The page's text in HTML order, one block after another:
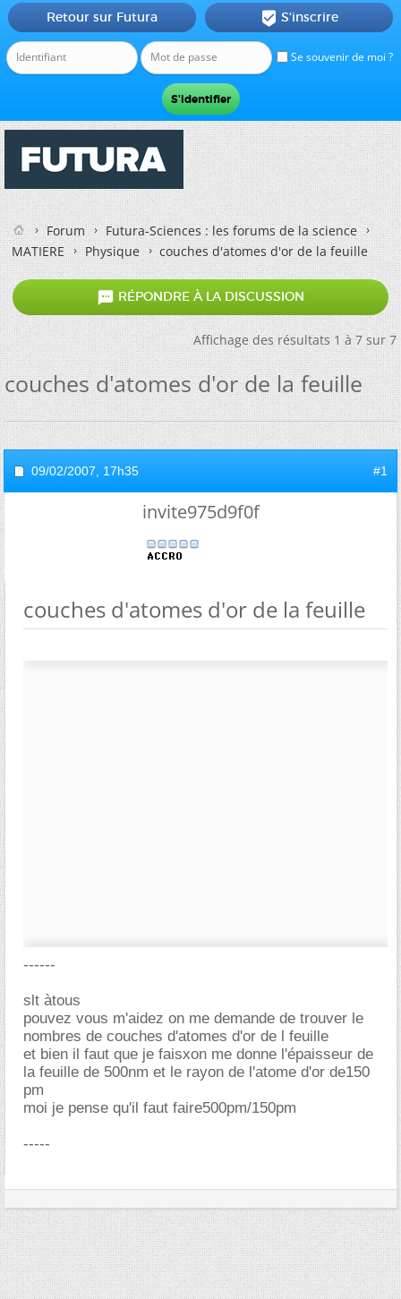
Se souvenir de moi ?
Retour sur Futura  S'inscrire
Forum
Futura-Sciences : les forums de la science
MATIERE
Physique couches d'atomes d'or de la feuille
 RÉPONDRE À LA DISCUSSION
Affichage des résultats 1 à 7 sur 7
couches d'atomes d'or de la feuille
09/02/2007, 17h35 #1
invite975d9f0f
couches d'atomes d'or de la feuille
------
slt àtous
pouvez vous m'aidez on me demande de trouver le
nombres de couches d'atomes d'or de l feuille
et bien il faut que je faisxon me donne l'épaisseur de
la feuille de 500nm et le rayon de l'atome d'or de150
pm
moi je pense qu'il faut faire500pm/150pm
-----